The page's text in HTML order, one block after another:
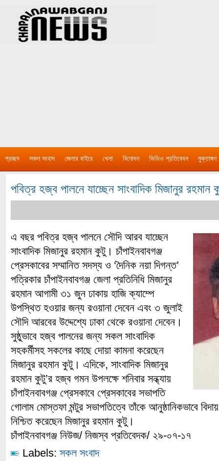
প্রচ্ছদ সকল সংবাদ জেলার বাইরে খেলা বিনোদন ভিডিও প্রতিবেদন মুক্তাঙ্গন
পবিত্র হজ্ব পালনে যাচ্ছেন সাংবাদিক মিজানুর রহমান
এ বছর পবিত্র হজ্ব পালনে সৌদি আরব যাচ্ছেন
সাংবাদিক মিজানুর রহমান কুটু। চাঁপাইনবাবগঞ্জ
প্রেসকাবের সম্মানিত সদস্য ও ‘দৈনিক নয়া দিগন্ত’
পত্রিকার চাঁপাইনবাবগঞ্জ জেলা প্রতিনিধি মিজানুর
রহমান আগামী ৩১ জুন ঢাকায় হাজি ক্যাম্পে
উপস্থিত হওয়ার জন্য রওয়ানা দেবেন এবং ৩ জুলাই
সৌদি আরবের উদ্দেশ্যে ঢাকা থেকে রওয়ানা দেবেন।
সুষ্ঠুভাবে হজ্ব পালনের জন্য সকল সাংবাদিক
সহকর্মীসহ সকলের কাছে দোয়া কামনা করেছেন
মিজানুর রহমান কুটু। এদিকে, সাংবাদিক মিজানুর
রহমান কুটু’র হজ্ব গমন উপলক্ষে শনিবার সন্ধ্যায়
চাঁপাইনবাবগঞ্জ প্রেসকাবে প্রেসকাবের সভাপতি
গোলাম মোস্তফা মন্টুর সভাপতিত্বে তাঁকে আনুষ্ঠানিকভাবে
নিশ্চিত করেছেন মিজানুর রহমান কুটু।
চাঁপাইনবাবগঞ্জ নিউজ/ নিজস্ব প্রতিবেদক/ ২৯-০৭-১৭
Labels: সকল সংবাদ